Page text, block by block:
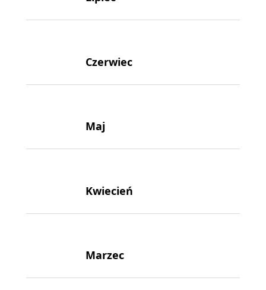
Czerwiec
Maj
Kwiecień
Marzec